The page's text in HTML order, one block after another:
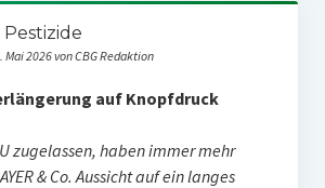
2026 von CBG Redaktion
auf Knopfdruck
zugelassen, haben immer mehr
& Co. Aussicht auf ein langes